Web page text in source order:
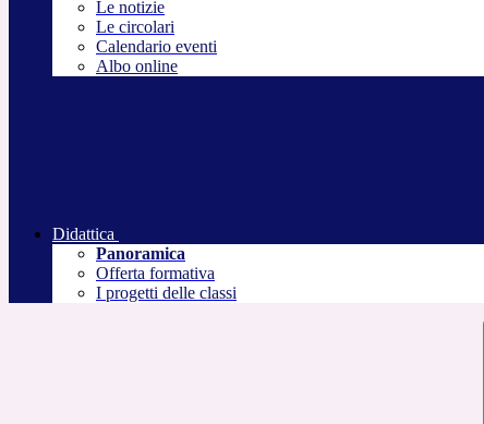
Le notizie
Le circolari
Calendario eventi
Albo online
Didattica
Panoramica
Offerta formativa
I progetti delle classi